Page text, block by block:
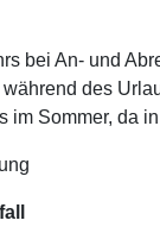
bei An- und
des
im Sommer, da